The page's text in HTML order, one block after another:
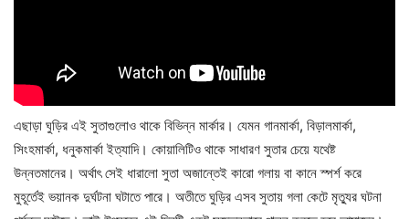
এছাড়া ঘুড়ির এই সুতাগুলোও থাকে বিভিন্ন মার্কার। যেমন গানমার্কা, বিড়ালমার্কা,
সিংহমার্কা, ধনুকমার্কা ইত্যাদি। কোয়ালিটিও থাকে সাধারণ সুতার চেয়ে যথেষ্ট
উন্নতমানের। অর্থাৎ সেই ধারালো সুতা অজান্তেই কারো গলায় বা কানে স্পর্শ করে
মুহূর্তেই ভয়ানক দুর্ঘটনা ঘটাতে পারে। অতীতে ঘুড়ির এসব সুতায় গলা কেটে মৃত্যুর ঘটনা